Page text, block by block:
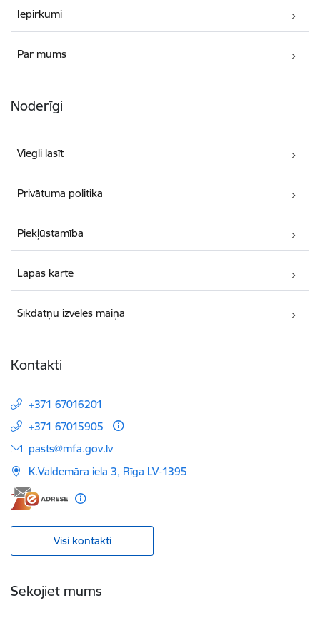
Iepirkumi
Par mums
Noderīgi
Viegli lasīt
Privātuma politika
Piekļūstamība
Lapas karte
Sīkdatņu izvēles maiņa
Kontakti
+371 67016201
+371 67015905
E-pasts:
pasts@mfa.gov.lv
K.Valdemāra iela 3, Rīga LV-1395
Visi kontakti
Sekojiet mums